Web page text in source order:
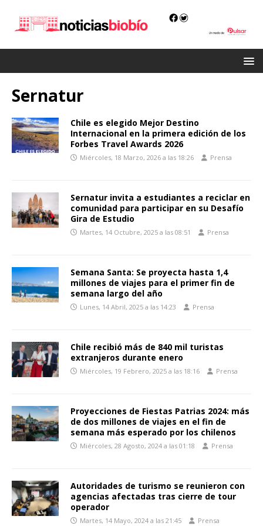
Sernatur
Chile es elegido Mejor Destino
Internacional en la primera edición de los
Forbes Travel Awards 2026
Miércoles, 18 Marzo, 2026 a las 18:26 Prensa
Sernatur invita a estudiantes a reciclar en
comunidad para participar en su Desafío
Gira de Estudio
Martes, 14 Octubre, 2025 a las 08:51 Prensa
Semana Santa: Se proyecta hasta 1,4
millones de viajes para el primer fin de
semana largo del año
Lunes, 14 Abril, 2025 a las 14:23 Prensa
Chile recibió más de 840 mil turistas
extranjeros durante enero
Miércoles, 19 Febrero, 2025 a las 18:16 Prensa
Proyecciones de Fiestas Patrias 2024: más
de dos millones de viajes en el fin de
semana más esperado por los chilenos
Miércoles, 28 Agosto, 2024 a las 01:18 Prensa
Autoridades de turismo se reunieron con
agencias afectadas tras cierre de tour
operador
Martes, 14 Mayo, 2024 a las 21:45 Prensa